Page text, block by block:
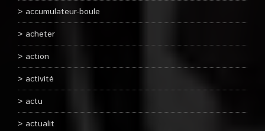
accumulateur-boule
acheter
action
activité
actu
actualit